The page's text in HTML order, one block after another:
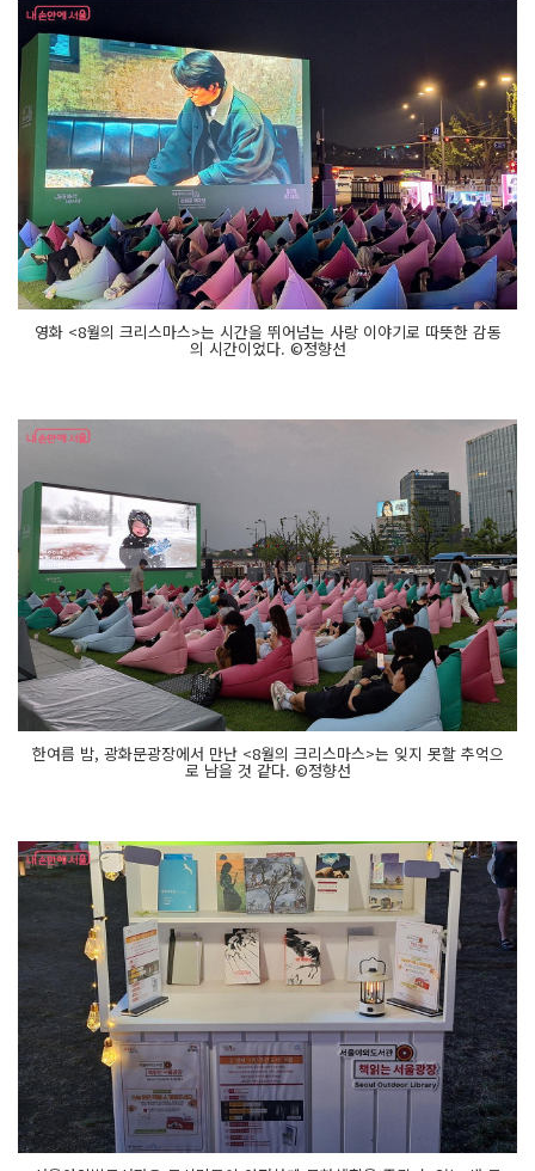
영화 <8월의 크리스마스>는 시간을 뛰어넘는 사랑 이야기로 따뜻한 감동
의 시간이었다. ©정향선
한여름 밤, 광화문광장에서 만난 <8월의 크리스마스>는 잊지 못할 추억으
로 남을 것 같다. ©정향선